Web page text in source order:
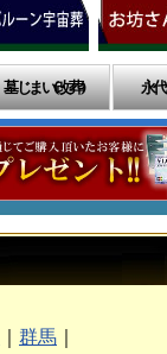
墓じまい(改葬) 永
群馬